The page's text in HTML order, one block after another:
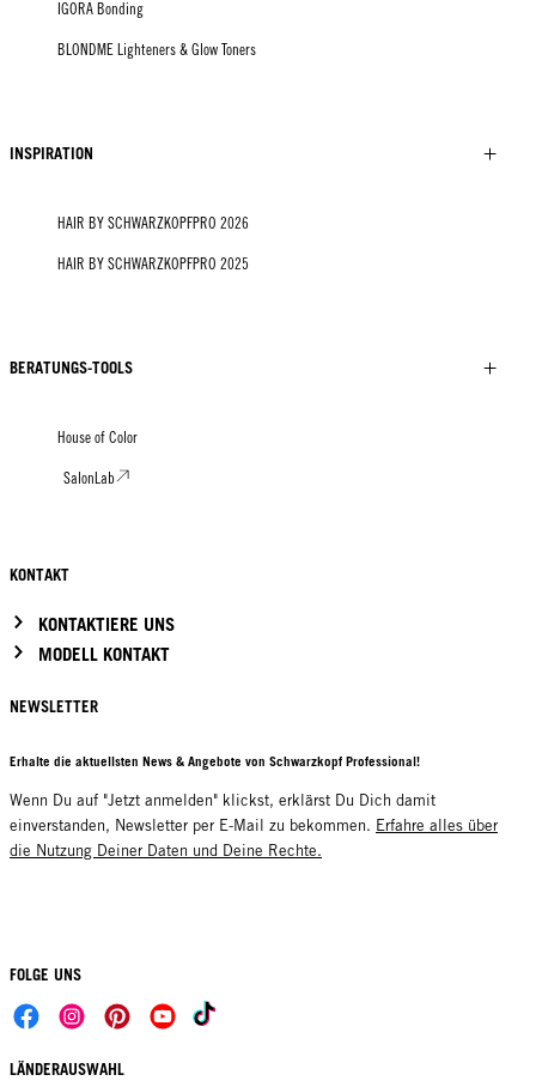
IGORA Bonding
BLONDME Lighteners & Glow Toners
INSPIRATION
HAIR BY SCHWARZKOPFPRO 2026
HAIR BY SCHWARZKOPFPRO 2025
BERATUNGS-TOOLS
House of Color
SalonLab
KONTAKT
KONTAKTIERE UNS
MODELL KONTAKT
NEWSLETTER
Erhalte die aktuellsten News & Angebote von Schwarzkopf Professional!
Wenn Du auf "Jetzt anmelden" klickst, erklärst Du Dich damit
einverstanden, Newsletter per E-Mail zu bekommen. Erfahre alles über
die Nutzung Deiner Daten und Deine Rechte.
FOLGE UNS
LÄNDERAUSWAHL